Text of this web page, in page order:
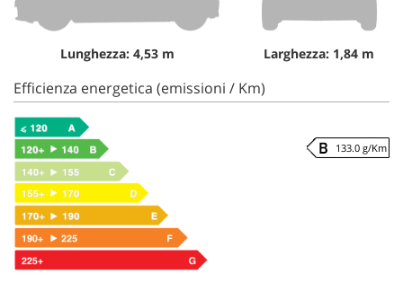
Lunghezza: 4,53 m Larghezza: 1,84 m
Efficienza energetica (emissioni / Km)
133.0 g/Km